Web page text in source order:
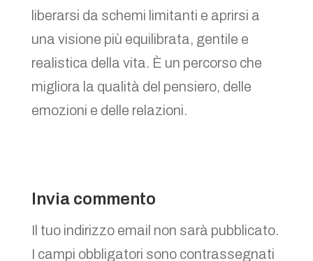
liberarsi da schemi limitanti e aprirsi a
una visione più equilibrata, gentile e
realistica della vita. È un percorso che
migliora la qualità del pensiero, delle
emozioni e delle relazioni.
Invia commento
Il tuo indirizzo email non sarà pubblicato.
I campi obbligatori sono contrassegnati